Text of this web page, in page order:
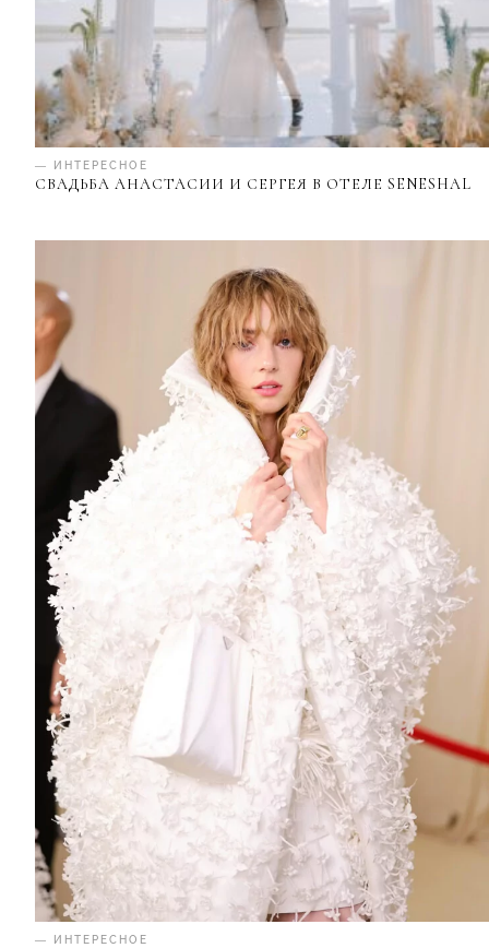
— ИНТЕРЕСНОЕ
СВАДЬБА АНАСТАСИИ И СЕРГЕЯ В ОТЕЛЕ SENESHAL
— ИНТЕРЕСНОЕ